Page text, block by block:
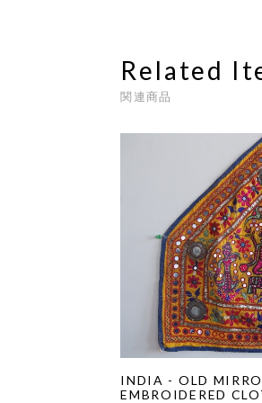
Related
関連商品
INDIA - OLD
EMBROIDERED